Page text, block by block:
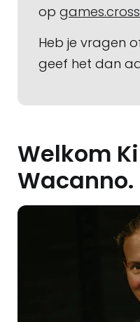
op
Heb je vragen
geef het dan
Welkom
Wacanno.